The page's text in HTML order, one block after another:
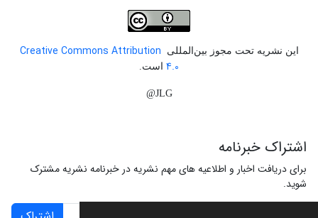
این نشریه تحت مجوز بین‌المللی
Creative Commons Attribution
4.0 است.
JLG@
اشتراک خبرنامه
برای دریافت اخبار و اطلاعیه های مهم نشریه در خبرنامه نشریه مشترک
شوید.